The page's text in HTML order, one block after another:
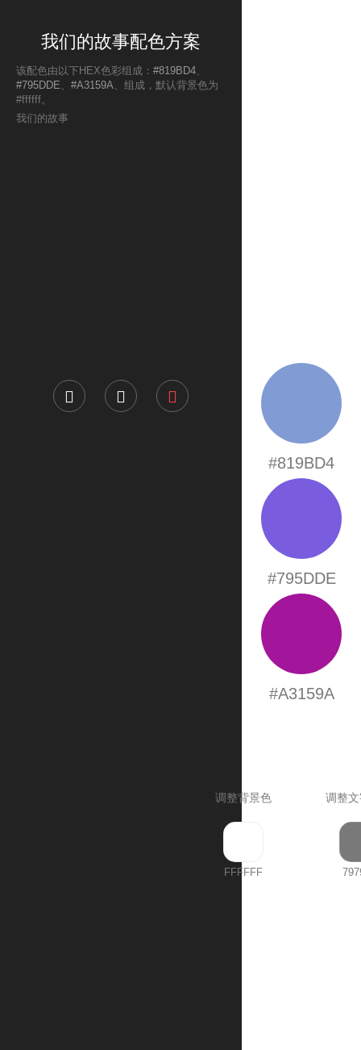
我们的故事配色方案
该配色由以下HEX色彩组成： #819BD4、
#795DDE 、 #A3159A、组成，默认背景色为
#ffffff。
我们的故事
#819BD4
#795DDE
#A3159A
调整背景色 调整